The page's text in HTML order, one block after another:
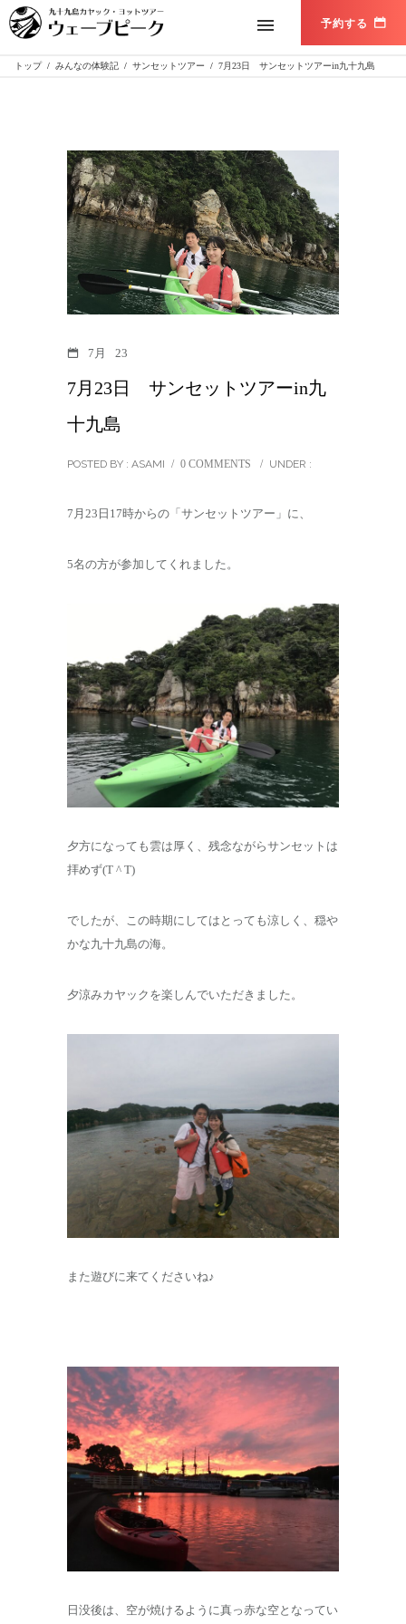
トップ / みんなの体験記 / サンセットツアー / 7月23日 サンセットツアーin九十九島
7月 23
7月23日 サンセットツアーin九
十九島
POSTED BY : ASAMI / 0 COMMENTS / UNDER :
7月23日17時からの「サンセットツアー」に、
5名の方が参加してくれました。
夕方になっても雲は厚く、残念ながらサンセットは
拝めず(T ^ T)
でしたが、この時期にしてはとっても涼しく、穏や
かな九十九島の海。
夕涼みカヤックを楽しんでいただきました。
また遊びに来てくださいね♪
日没後は、空が焼けるように真っ赤な空となってい